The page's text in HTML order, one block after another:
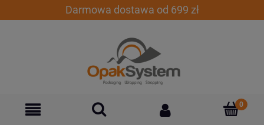
Darmowa dostawa od 699 zł